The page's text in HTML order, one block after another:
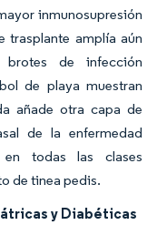
inmunosupresión
trasplante amplía aún
de infección
de playa muestran
añade otra capa de
de la enfermedad
en todas las clases
de tinea pedis.
y Diabéticas